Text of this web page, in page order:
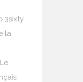
3sixty
la